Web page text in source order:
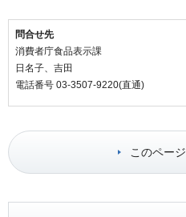
問合せ先
消費者庁食品表示課
日名子、吉田
電話番号 03-3507-9220(直通)
このペー